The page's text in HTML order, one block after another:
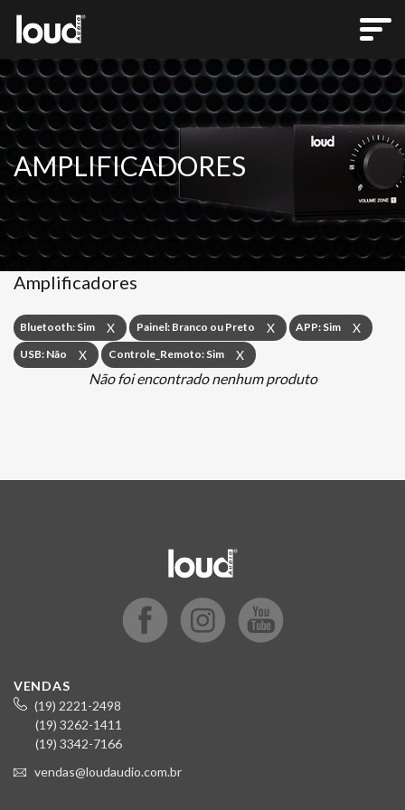
AMPLIFICADORES
Amplificadores
Bluetooth: Sim X Painel: Branco ou Preto X APP: Sim X
USB: Não X Controle_Remoto: Sim X
Não foi encontrado nenhum produto
VENDAS
(19) 2221-2498
(19) 3262-1411
(19) 3342-7166
vendas@loudaudio.com.br